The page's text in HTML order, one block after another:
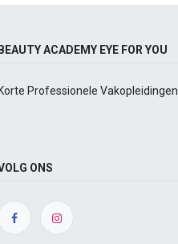
BEAUTY ACADEMY EYE FOR YOU
Korte Professionele Vakopleidingen
ONS